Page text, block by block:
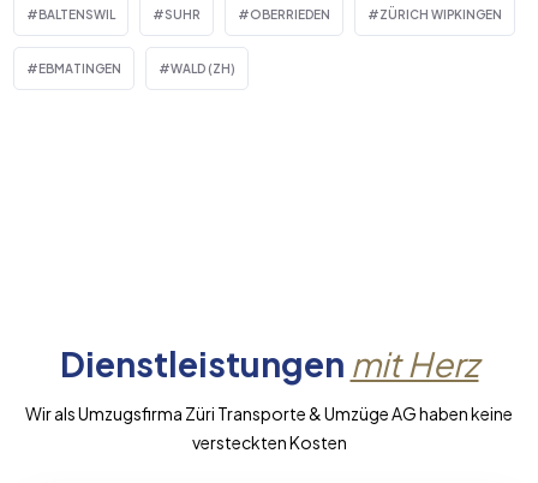
BALTENSWIL SUHR OBERRIEDEN ZÜRICH WIPKINGEN
EBMATINGEN WALD (ZH)
Dienstleistungen mit Herz
Wir als Umzugsfirma Züri Transporte & Umzüge AG haben keine
versteckten Kosten